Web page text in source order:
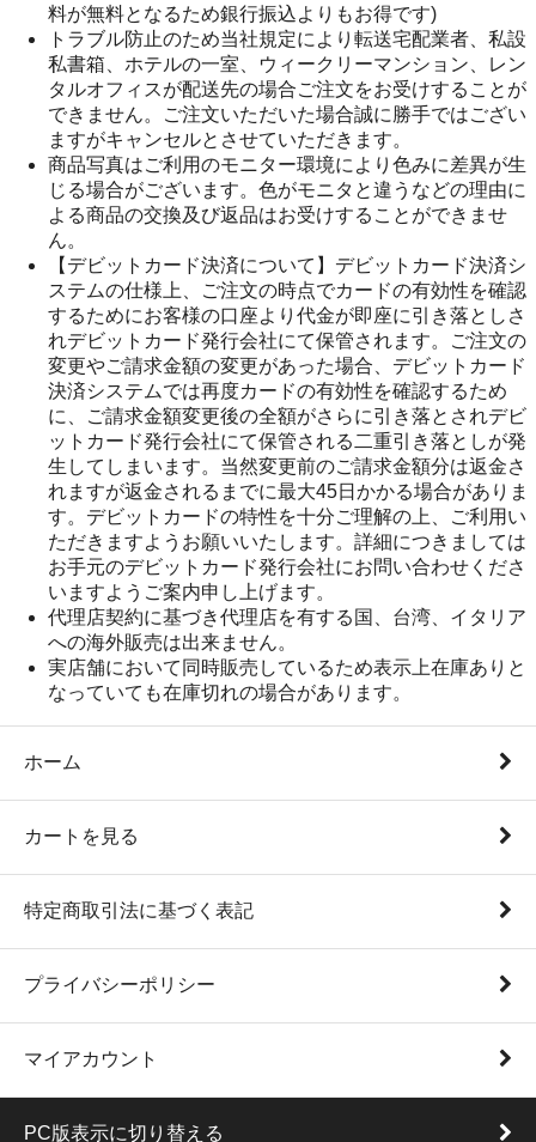
料が無料となるため銀行振込よりもお得です)
トラブル防止のため当社規定により転送宅配業者、私設
私書箱、ホテルの一室、ウィークリーマンション、レン
タルオフィスが配送先の場合ご注文をお受けすることが
できません。ご注文いただいた場合誠に勝手ではござい
ますがキャンセルとさせていただきます。
商品写真はご利用のモニター環境により色みに差異が生
じる場合がございます。色がモニタと違うなどの理由に
よる商品の交換及び返品はお受けすることができませ
ん。
【デビットカード決済について】デビットカード決済シ
ステムの仕様上、ご注文の時点でカードの有効性を確認
するためにお客様の口座より代金が即座に引き落としさ
れデビットカード発行会社にて保管されます。ご注文の
変更やご請求金額の変更があった場合、デビットカード
決済システムでは再度カードの有効性を確認するため
に、ご請求金額変更後の全額がさらに引き落とされデビ
ットカード発行会社にて保管される二重引き落としが発
生してしまいます。当然変更前のご請求金額分は返金さ
れますが返金されるまでに最大45日かかる場合がありま
す。デビットカードの特性を十分ご理解の上、ご利用い
ただきますようお願いいたします。詳細につきましては
お手元のデビットカード発行会社にお問い合わせくださ
いますようご案内申し上げます。
代理店契約に基づき代理店を有する国、台湾、イタリア
への海外販売は出来ません。
実店舗において同時販売しているため表示上在庫ありと
なっていても在庫切れの場合があります。
ホーム
カートを見る
特定商取引法に基づく表記
プライバシーポリシー
マイアカウント
PC版表示に切り替える